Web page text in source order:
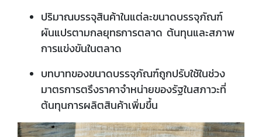
ปริมาณบรรจุสินค้าในแต่ละขนาดบรรจุภัณฑ์
ผันแปรตามกลยุทธการตลาด ต้นทุนและสภาพ
การแข่งขันในตลาด
บทบาทของขนาดบรรจุภัณฑ์ถูกปรับใช้ในช่วง
มาตรการตรึงราคาจำหน่ายของรัฐในสภาวะที่
ต้นทุนการผลิตสินค้าเพิ่มขึ้น